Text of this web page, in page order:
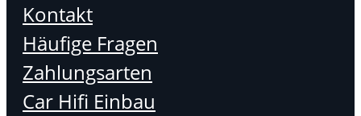
Kontakt
Häufige Fragen
Zahlungsarten
Car Hifi Einbau